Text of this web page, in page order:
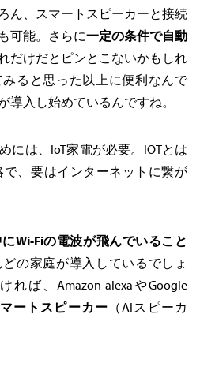
ん、スマートスピーカーと接続
可能。さらに一定の条件で自動
だけだとピンとこないかもしれ
ると思った以上に便利なんで
導入し始めているんですね。
には、IoT家電が必要。IOTとは
で、要はインターネットに繋が
Wi-Fiの電波が飛んでいること
の家庭が導入しているでしょ
れば、Amazon alexaやGoogle
ートスピーカー （AIスピーカ